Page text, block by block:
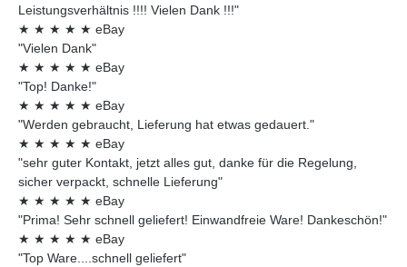
Leistungsverhältnis !!!! Vielen Dank !!!"
★ ★ ★ ★ ★ eBay
"Vielen Dank"
★ ★ ★ ★ ★ eBay
"Top! Danke!"
★ ★ ★ ★ ★ eBay
"Werden gebraucht, Lieferung hat etwas gedauert."
★ ★ ★ ★ ★ eBay
"sehr guter Kontakt, jetzt alles gut, danke für die Regelung,
sicher verpackt, schnelle Lieferung"
★ ★ ★ ★ ★ eBay
"Prima! Sehr schnell geliefert! Einwandfreie Ware! Dankeschön!"
★ ★ ★ ★ ★ eBay
"Top Ware....schnell geliefert"